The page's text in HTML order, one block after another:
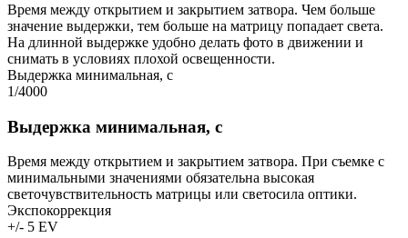
Время между открытием и закрытием затвора. Чем больше
значение выдержки, тем больше на матрицу попадает света.
На длинной выдержке удобно делать фото в движении и
снимать в условиях плохой освещенности.
Выдержка минимальная, с
1/4000
Выдержка минимальная, с
Время между открытием и закрытием затвора. При съемке с
минимальными значениями обязательна высокая
светочувствительность матрицы или светосила оптики.
Экспокоррекция
+/- 5 EV